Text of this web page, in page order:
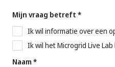
Mijn vraag betreft *
Ik wil informatie over een
Ik wil het Microgrid Live
Naam *